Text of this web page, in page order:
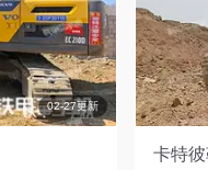
02-27更新